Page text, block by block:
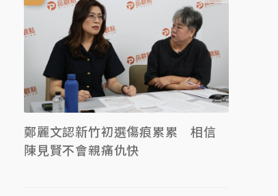
鄭麗文認新竹初選傷痕累累 相信
陳見賢不會親痛仇快